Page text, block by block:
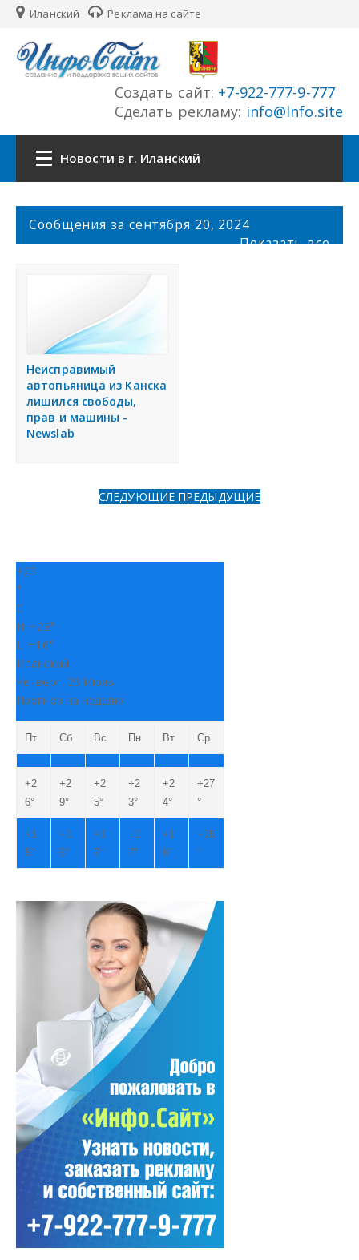
Иланский Реклама на сайте
Создать сайт: +7-922-777-9-777
Сделать рекламу: info@lnfo.site
Новости в г. Иланский
Главная
История города
Разместить объявление
Регионы России
Сообщения за сентября 20, 2024
Показать все
Неисправимый
автопьяница из Канска
лишился свободы,
прав и машины -
Newslab
СЛЕДУЮЩИЕ ПРЕДЫДУЩИЕ
+23
°
C
H: +23°
L: +16°
Иланский
Четверг, 23 Июль
Прогноз на неделю
Пт Сб Вс Пн Вт Ср
+2
6°
+2
9°
+2
5°
+2
3°
+2
4°
+27
°
+1
5°
+1
6°
+1
7°
+1
7°
+1
6°
+15
°